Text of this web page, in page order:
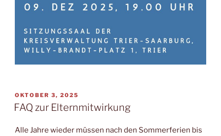
VERÖFFENTLICHT
AM
OKTOBER 3, 2025
FAQ zur Elternmitwirkung
Alle Jahre wieder müssen nach den Sommerferien bis